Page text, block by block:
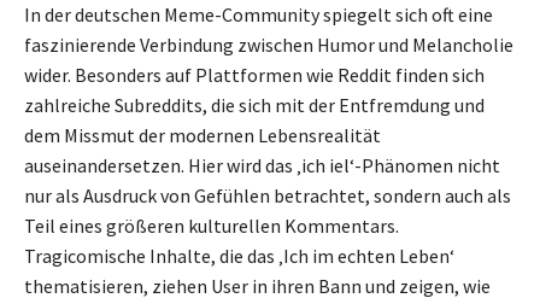
In der deutschen Meme-Community spiegelt sich oft eine
faszinierende Verbindung zwischen Humor und Melancholie
wider. Besonders auf Plattformen wie Reddit finden sich
zahlreiche Subreddits, die sich mit der Entfremdung und
dem Missmut der modernen Lebensrealität
auseinandersetzen. Hier wird das ‚ich iel‘-Phänomen nicht
nur als Ausdruck von Gefühlen betrachtet, sondern auch als
Teil eines größeren kulturellen Kommentars.
Tragicomische Inhalte, die das ‚Ich im echten Leben‘
thematisieren, ziehen User in ihren Bann und zeigen, wie